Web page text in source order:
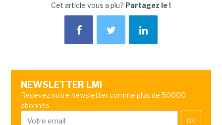
Cet article vous a plu? Partagez le !
NEWSLETTER LMI
Recevez notre newsletter comme plus de 50000
abonnés
OK